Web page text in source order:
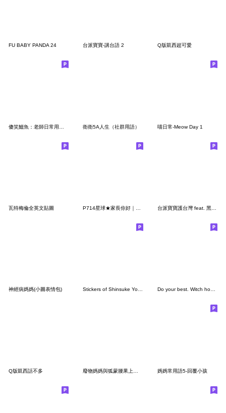
FU BABY PANDA 24 台派寶寶-講台語 2 Q版凱西超可愛
衛衛5A人生（社群用語） 喵日常-Meow Day 1
瓦特梅倫全英文貼圖 台派寶寶護台灣 feat. 黑熊寶寶
神經病媽媽(小圖表情包) Stickers of Shinsuke Yoshitake 2nd Do your best. Witch hood 15 (English)
Q版凱西話不多 媽媽常用語5-回覆小孩